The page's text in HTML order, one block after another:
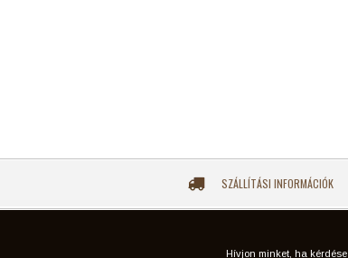
SZÁLLÍTÁSI INFORMÁCIÓK
Hívjon minket, ha kérdése